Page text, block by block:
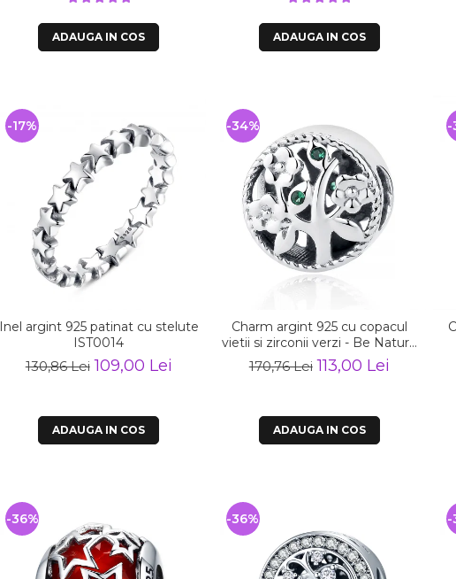
ADAUGA IN COS ADAUGA IN COS
Inel argint 925 patinat cu stelute
IST0014
130,86 Lei 109,00 Lei
-17%
ADAUGA IN COS
Charm argint 925 cu copacul
vietii si zirconii verzi - Be Nature
PST0059
170,76 Lei 113,00 Lei
-34%
ADAUGA IN COS
-
-36% -36% -